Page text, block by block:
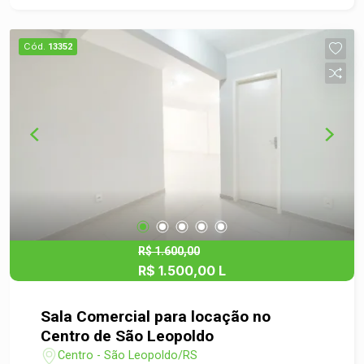
privilegiada, próximo a comércios, serviços e
transporte público. - Vaga de garagem garantida
visita e venha conhecer de perto tudo que essa
dúvidas e ajudar você a encontrar o espaço ideal
para o seu negócio!
Cód. 13352
R$ 1.600,00
R$ 1.500,00 L
Sala Comercial para locação no
Centro de São Leopoldo
Centro - São Leopoldo/RS